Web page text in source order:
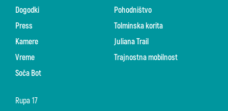
Rupa 17
Dogodki
Press
Kamere
Vreme
Soča Bot
Pohodništvo
Tolminska korita
Juliana Trail
Trajnostna mobilnost